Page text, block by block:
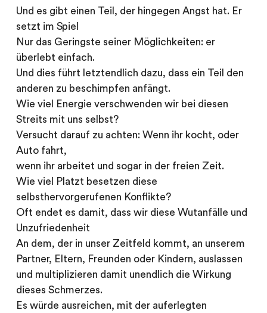
Und es gibt einen Teil, der hingegen Angst hat. Er
setzt im Spiel
Nur das Geringste seiner Möglichkeiten: er
überlebt einfach.
Und dies führt letztendlich dazu, dass ein Teil den
anderen zu beschimpfen anfängt.
Wie viel Energie verschwenden wir bei diesen
Streits mit uns selbst?
Versucht darauf zu achten: Wenn ihr kocht, oder
Auto fahrt,
wenn ihr arbeitet und sogar in der freien Zeit.
Wie viel Platzt besetzen diese
selbsthervorgerufenen Konflikte?
Oft endet es damit, dass wir diese Wutanfälle und
Unzufriedenheit
An dem, der in unser Zeitfeld kommt, an unserem
Partner, Eltern, Freunden oder Kindern, auslassen
und multiplizieren damit unendlich die Wirkung
dieses Schmerzes.
Es würde ausreichen, mit der auferlegten